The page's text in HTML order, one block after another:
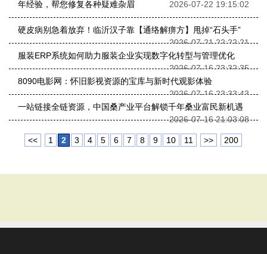
年经验，帮您修复各种疑难杂眉
2026-07-22 19:15:02
硬皮病别急着放弃！临沂汉子靠【通络解痹方】甩掉“石头手”
2026-07-21 22:22:21
服装ERP系统如何助力服装企业实现数字化转型与管理优化
2026-07-16 23:32:35
8090电影网：怀旧影视资源的宝库与新时代观影体验
2026-07-16 23:33:43
一站链接全链资源，中国桑产业平台解锁千年桑业富民新机遇
2026-07-16 21:03:08
<< 1 2 3 4 5 6 7 8 9 10 11 >> 200